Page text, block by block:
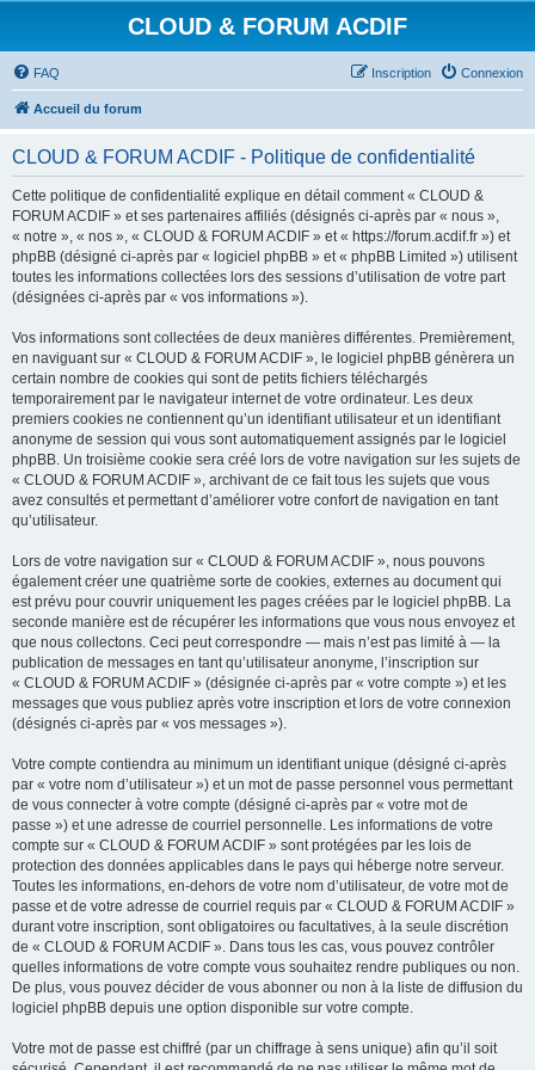
CLOUD & FORUM ACDIF
FAQ Connexion
Inscription
Accueil du forum
CLOUD & FORUM ACDIF - Politique de confidentialité
Cette politique de confidentialité explique en détail comment « CLOUD &
FORUM ACDIF » et ses partenaires affiliés (désignés ci-après par « nous »,
« notre », « nos », « CLOUD & FORUM ACDIF » et « https://forum.acdif.fr ») et
phpBB (désigné ci-après par « logiciel phpBB » et « phpBB Limited ») utilisent
toutes les informations collectées lors des sessions d’utilisation de votre part
(désignées ci-après par « vos informations »).
Vos informations sont collectées de deux manières différentes. Premièrement,
en naviguant sur « CLOUD & FORUM ACDIF », le logiciel phpBB génèrera un
certain nombre de cookies qui sont de petits fichiers téléchargés
temporairement par le navigateur internet de votre ordinateur. Les deux
premiers cookies ne contiennent qu’un identifiant utilisateur et un identifiant
anonyme de session qui vous sont automatiquement assignés par le logiciel
phpBB. Un troisième cookie sera créé lors de votre navigation sur les sujets de
« CLOUD & FORUM ACDIF », archivant de ce fait tous les sujets que vous
avez consultés et permettant d’améliorer votre confort de navigation en tant
qu’utilisateur.
Lors de votre navigation sur « CLOUD & FORUM ACDIF », nous pouvons
également créer une quatrième sorte de cookies, externes au document qui
est prévu pour couvrir uniquement les pages créées par le logiciel phpBB. La
seconde manière est de récupérer les informations que vous nous envoyez et
que nous collectons. Ceci peut correspondre — mais n’est pas limité à — la
publication de messages en tant qu’utilisateur anonyme, l’inscription sur
« CLOUD & FORUM ACDIF » (désignée ci-après par « votre compte ») et les
messages que vous publiez après votre inscription et lors de votre connexion
(désignés ci-après par « vos messages »).
Votre compte contiendra au minimum un identifiant unique (désigné ci-après
par « votre nom d’utilisateur ») et un mot de passe personnel vous permettant
de vous connecter à votre compte (désigné ci-après par « votre mot de
passe ») et une adresse de courriel personnelle. Les informations de votre
compte sur « CLOUD & FORUM ACDIF » sont protégées par les lois de
protection des données applicables dans le pays qui héberge notre serveur.
Toutes les informations, en-dehors de votre nom d’utilisateur, de votre mot de
passe et de votre adresse de courriel requis par « CLOUD & FORUM ACDIF »
durant votre inscription, sont obligatoires ou facultatives, à la seule discrétion
de « CLOUD & FORUM ACDIF ». Dans tous les cas, vous pouvez contrôler
quelles informations de votre compte vous souhaitez rendre publiques ou non.
De plus, vous pouvez décider de vous abonner ou non à la liste de diffusion du
logiciel phpBB depuis une option disponible sur votre compte.
Votre mot de passe est chiffré (par un chiffrage à sens unique) afin qu’il soit